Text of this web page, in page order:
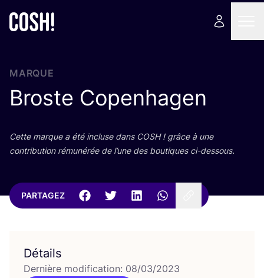
MARQUE
Broste Copenhagen
Cette marque a été incluse dans COSH! grâce à une
contri­bu­tion rému­né­rée de l’une des bou­tiques ci-dessous.
PARTAGEZ
Détails
Dernière modification: 08/03/2023